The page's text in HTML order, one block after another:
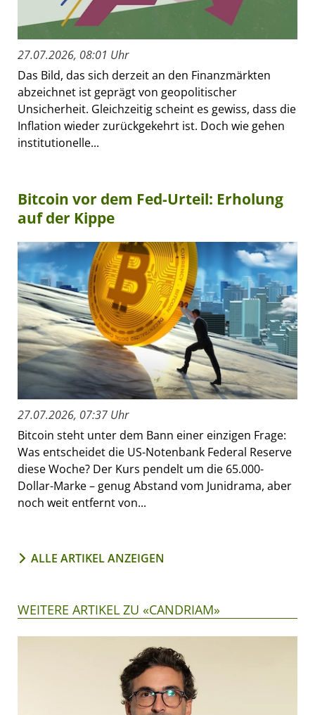
27.07.2026, 08:01 Uhr
Das Bild, das sich derzeit an den Finanzmärkten
abzeichnet ist geprägt von geopolitischer
Unsicherheit. Gleichzeitig scheint es gewiss, dass die
Inflation wieder zurückgekehrt ist. Doch wie gehen
institutionelle...
Bitcoin vor dem Fed-Urteil: Erholung
auf der Kippe
27.07.2026, 07:37 Uhr
Bitcoin steht unter dem Bann einer einzigen Frage:
Was entscheidet die US-Notenbank Federal Reserve
diese Woche? Der Kurs pendelt um die 65.000-
Dollar-Marke – genug Abstand vom Junidrama, aber
noch weit entfernt von...
ALLE ARTIKEL ANZEIGEN
WEITERE ARTIKEL ZU «CANDRIAM»